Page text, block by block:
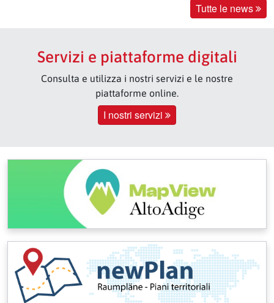
Tutte le news
Servizi e piattaforme digitali
Consulta e utilizza i nostri servizi e le nostre
piattaforme online.
I nostri servizi